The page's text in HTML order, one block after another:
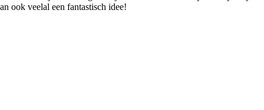
ook veelal een fantastisch idee!